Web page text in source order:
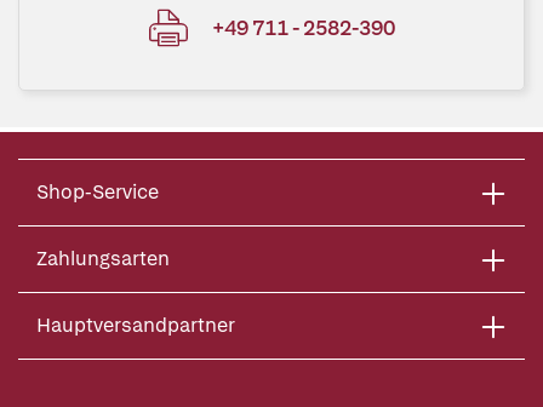
+49 711 - 2582-390
Shop-Service
Zahlungsarten
Hauptversandpartner